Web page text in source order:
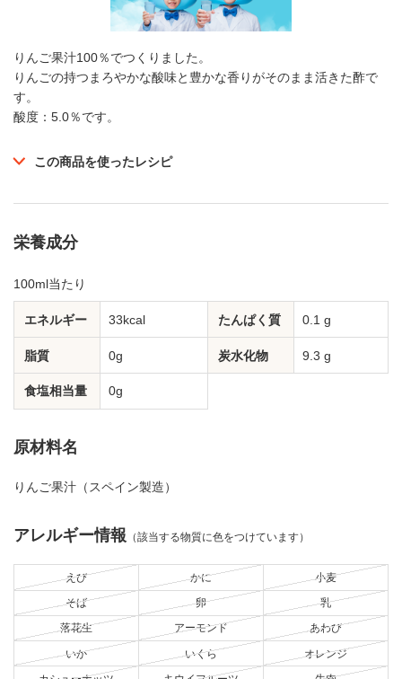
りんご果汁100％でつくりました。
りんごの持つまろやかな酸味と豊かな香りがそのまま活きた酢で
す。
酸度：5.0％です。
この商品を使ったレシピ
栄養成分
100ml当たり
エネルギー 33kcal たんぱく質 0.1 g
脂質 0g 炭水化物 9.3 g
食塩相当量 0g
原材料名
りんご果汁（スペイン製造）
アレルギー情報 （該当する物質に色をつけています）
えび かに 小麦
そば 卵 乳
落花生 アーモンド あわび
いか いくら オレンジ